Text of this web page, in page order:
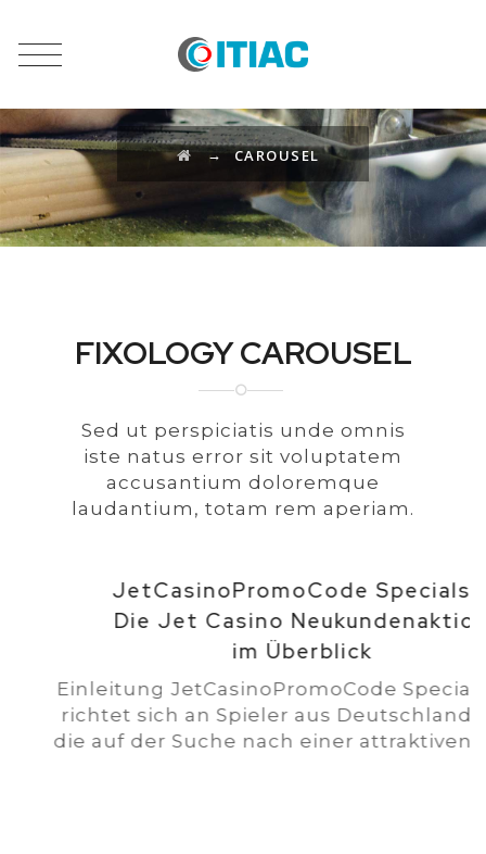
CAROUSEL
→CAROUSEL
FIXOLOGY CAROUSEL
Sed ut perspiciatis unde omnis
iste natus error sit voluptatem
accusantium doloremque
laudantium, totam rem aperiam.
JetCasinoPromoCode Specials –
Die Jet Casino Neukundenaktion
im Überblick
Einleitung JetCasinoPromoCode Specials
richtet sich an Spieler aus Deutschland,
die auf der Suche nach einer attraktiven...